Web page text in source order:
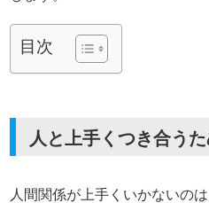
目次
人と上手くつき合う
人間関係が上手くいかないのは